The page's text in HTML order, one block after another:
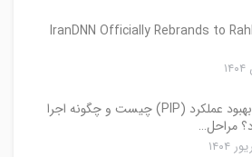
IranDNN Officially Rebrands to
برنامه بهبود عملکرد (PIP) چیست و چگونه اجرا
مراحل…